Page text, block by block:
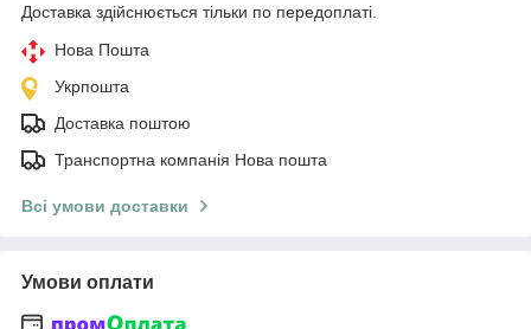
Доставка здійснюється тільки по передоплаті.
Нова Пошта
Укрпошта
Доставка поштою
Транспортна компанія Нова пошта
Всі умови доставки
Умови оплати